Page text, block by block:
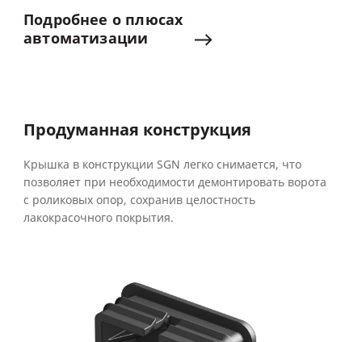
Подробнее о плюсах
автоматизации
Продуманная конструкция
Крышка в конструкции SGN легко снимается, что
позволяет при необходимости демонтировать ворота
с роликовых опор, сохранив целостность
лакокрасочного покрытия.